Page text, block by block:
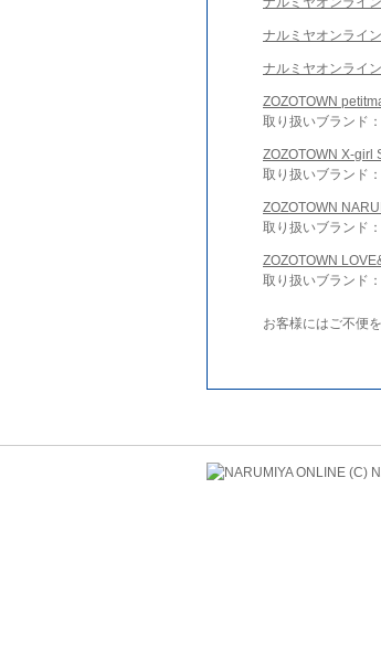
ナルミヤオンライ
ナルミヤオンライ
ZOZOTOWN
取り扱いブランド
ZOZOTOWN X-girl
取り扱いブランド
ZOZOTOWN
取り扱いブランド
ZOZOTOWN
取り扱いブランド
お客様にはご不便